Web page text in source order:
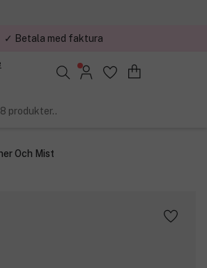
✓ Betala med faktura
✓ Trygg E-handel
produkter..
Och Mist